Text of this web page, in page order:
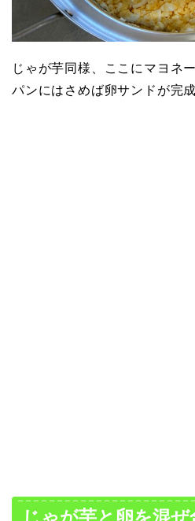
じゃが芋同様、ここにマヨネ
パンにはさめば卵サンドが完成